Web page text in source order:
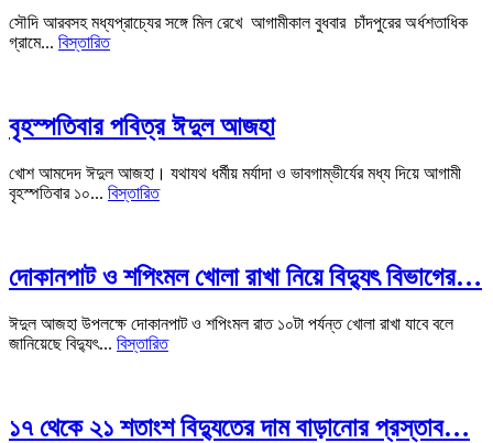
সৌদি আরবসহ মধ্যপ্রাচ্যের সঙ্গে মিল রেখে আগামীকাল বুধবার চাঁদপুরের অর্ধশতাধিক
গ্রামে... বিস্তারিত
বৃহস্পতিবার পবিত্র ঈদুল আজহা
খোশ আমদেদ ঈদুল আজহা। যথাযথ ধর্মীয় মর্যাদা ও ভাবগাম্ভীর্যের মধ্য দিয়ে আগামী
বৃহস্পতিবার ১০... বিস্তারিত
দোকানপাট ও শপিংমল খোলা রাখা নিয়ে বিদ্যুৎ বিভাগের…
ঈদুল আজহা উপলক্ষে দোকানপাট ও শপিংমল রাত ১০টা পর্যন্ত খোলা রাখা যাবে বলে
জানিয়েছে বিদ্যুৎ... বিস্তারিত
১৭ থেকে ২১ শতাংশ বিদ্যুতের দাম বাড়ানোর প্রস্তাব…